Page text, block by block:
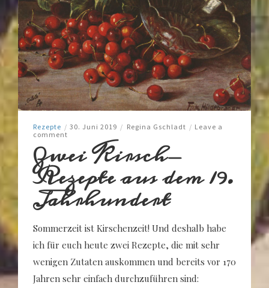
Rezepte / 30. Juni 2019 / Regina Gschladt / Leave a
comment
Zwei Kirsch-
Rezepte aus dem 19.
Jahrhundert
Sommerzeit ist Kirschenzeit! Und deshalb habe
ich für euch heute zwei Rezepte, die mit sehr
wenigen Zutaten auskommen und bereits vor 170
Jahren sehr einfach durchzuführen sind: